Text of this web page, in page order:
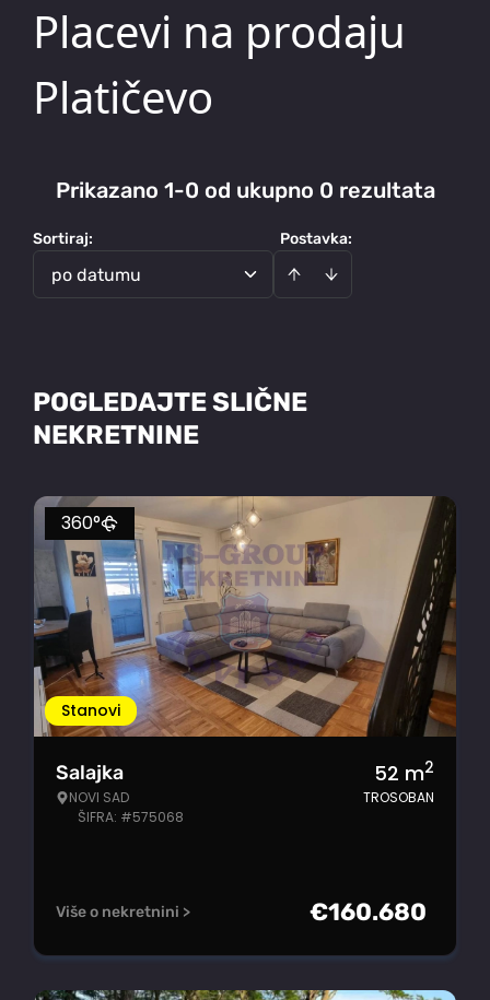
Placevi na prodaju
Platičevo
Prikazano 1-0 od ukupno 0 rezultata
Postavka:
Sortiraj:
po datumu
POGLEDAJTE SLIČNE
NEKRETNINE
Stanovi
360°
Salajka
NOVI SAD
ŠIFRA: #575068
52 m2
TROSOBAN
Više o nekretnini > €160.680